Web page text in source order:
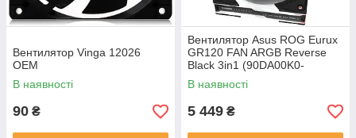
Вентилятор Vinga 12026
OEM
В наявності
90 ₴
Вентилятор Asus ROG Eurux
GR120 FAN ARGB Reverse
Black 3in1 (90DA00K0-
B09020)
В наявності
5 449 ₴